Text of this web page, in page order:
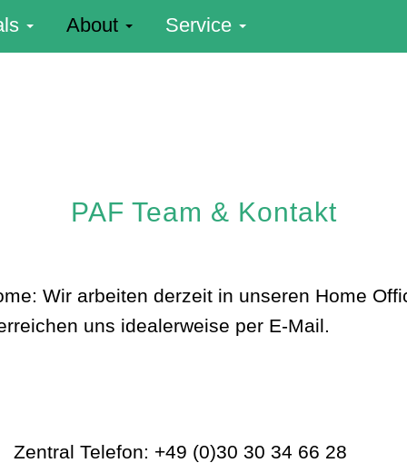
About Service
PAF Team & Kontakt
Wir arbeiten derzeit in unseren Home
uns idealerweise per E-Mail.
Zentral Telefon: +49 (0)30 30 34 66 28